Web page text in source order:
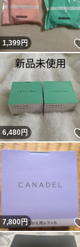
1,399円
6,480円
7,800円